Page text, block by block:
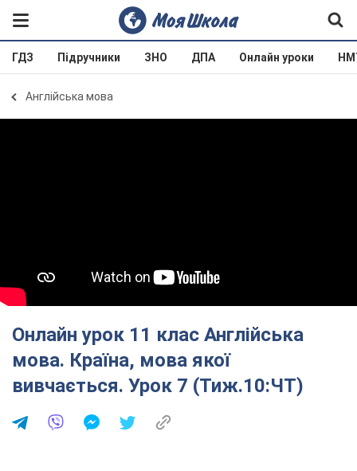
ГДЗ Підручники ЗНО ДПА Онлайн уроки
Англійська мова
Онлайн урок 11 клас Англійська
мова. Країна, мова якої
вивчається. Урок 7 (Тиж.10:ЧТ)